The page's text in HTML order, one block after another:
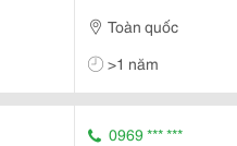
Toàn quốc
>1 năm
0969 *** ***